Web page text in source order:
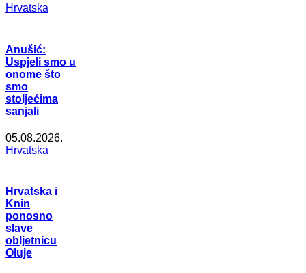
Hrvatska
Anušić:
Uspjeli smo u
onome što
smo
stoljećima
sanjali
05.08.2026.
Hrvatska
Hrvatska i
Knin
ponosno
slave
obljetnicu
Oluje